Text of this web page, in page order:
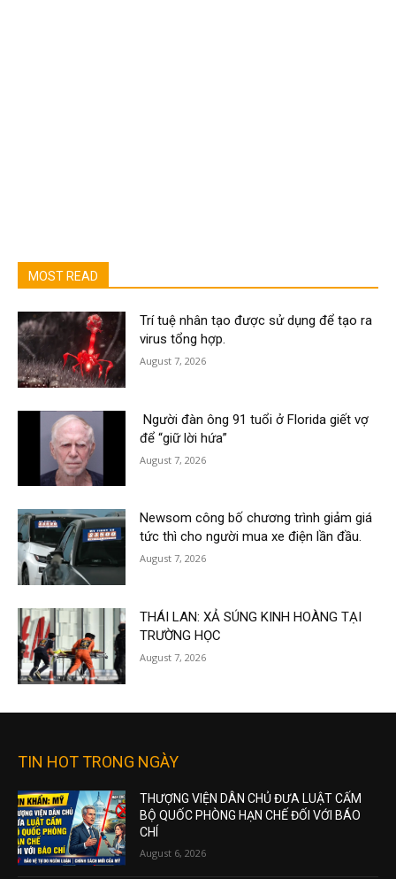
MOST READ
Trí tuệ nhân tạo được sử dụng để tạo ra
virus tổng hợp.
August 7, 2026
Người đàn ông 91 tuổi ở Florida giết vợ
để “giữ lời hứa”
August 7, 2026
Newsom công bố chương trình giảm giá
tức thì cho người mua xe điện lần đầu.
August 7, 2026
THÁI LAN: XẢ SÚNG KINH HOÀNG TẠI
TRƯỜNG HỌC
August 7, 2026
TIN HOT TRONG NGÀY
THƯỢNG VIỆN DÂN CHỦ ĐƯA LUẬT CẤM
BỘ QUỐC PHÒNG HẠN CHẾ ĐỐI VỚI BÁO
CHÍ
August 6, 2026